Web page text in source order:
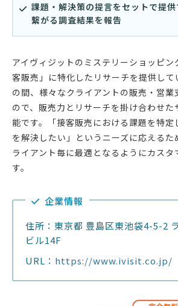
課題・解決策の提言をセットで提
繋がる調査結果を報告
アイヴィジットのミステリーショッピ
客販売」に特化したリサーチを提供して
の間、様々なクライアントの販売・営業
ので、販売力とリサーチを掛け合わせた
能です。「接客販売における課題を特定
を解決したい」というニーズに応えるた
ライアント毎に最適となるようにカスタ
す。
企業情報
住所：東京都 豊島区東池袋4-5-2
ビル14F
URL： https://www.ivisit.co.jp/